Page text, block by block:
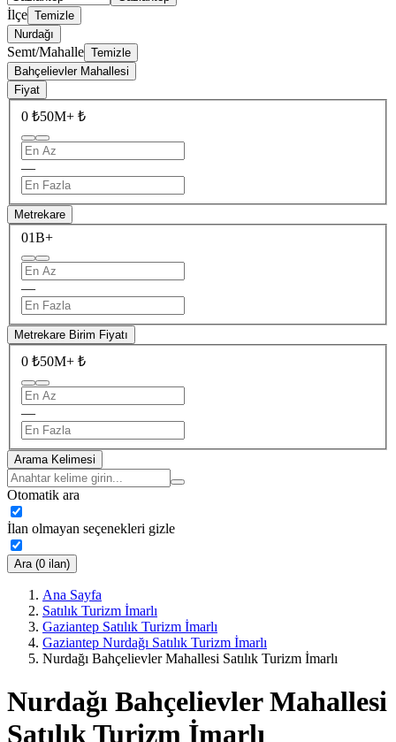
İlçe Temizle
Nurdağı
Semt/Mahalle Temizle
Bahçelievler Mahallesi
Fiyat
0 ₺50M+ ₺
—
Metrekare
01B+
—
Metrekare Birim Fiyatı
0 ₺50M+ ₺
—
Arama Kelimesi
Otomatik ara
İlan olmayan seçenekleri gizle
Ara (0 ilan)
Ana Sayfa
Satılık Turizm İmarlı
Gaziantep Satılık Turizm İmarlı
Gaziantep Nurdağı Satılık Turizm İmarlı
Nurdağı Bahçelievler Mahallesi Satılık Turizm İmarlı
Nurdağı Bahçelievler Mahallesi
Satılık Turizm İmarlı